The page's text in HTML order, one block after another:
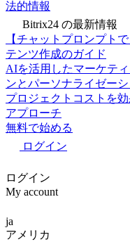
法的情報
Bitrix24 の最新情報
【チャットプロンプト
テンツ作成のガイド
AIを活用したマーケテ
ンとパーソナライゼー
プロジェクトコストを
アプローチ
無料で始める
ログイン
ログイン
My account
ja
アメリカ